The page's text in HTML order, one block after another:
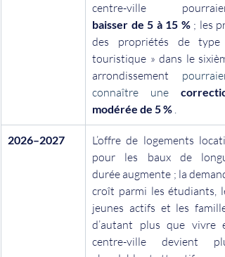
centre-ville
baisser de 5 à 15 % ; les
des propriétés de type
touristique » dans le
arrondissement
connaître une
modérée de 5 % .
2026–2027
L’offre de logements
pour les baux de
durée augmente ; la
croît parmi les étudiants,
jeunes actifs et les
d’autant plus que vivre
centre-ville devient